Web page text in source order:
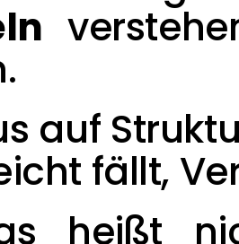
auf
fällt,
heißt